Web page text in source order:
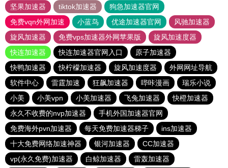
坚果加速器
tiktok加速器
狗急加速器官网
免费vqn外网加速
小蓝鸟 优途加速器官网
风驰加速器
旋风加速器
免费vps加速器外网苹果版
旋风加速度器
快连加速器
快连加速器官网入口
原子加速器
快鸭加速器
快柠檬加速器 旋风加速度器
外网网址导航
软件中心
雷霆加速 狂飙加速器 哔咔漫画
瑞乐小说
小美
小美vpn 小美加速器 飞兔加速器
快橙加速器
永久不收费的nvp加速器
手机外国加速器官网
免费海外pvn加速器
每天免费加速器梯子
ins加速器
十大免费网络加速神器
银河加速器
CC加速器
vp(永久免费)加速器
白鲸加速器 雷轰加速器